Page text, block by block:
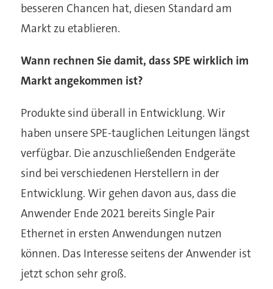
besseren Chancen hat, diesen Standard am
Markt zu etablieren.
Wann rechnen Sie damit, dass SPE wirklich im
Markt angekommen ist?
Produkte sind überall in Entwicklung. Wir
haben unsere SPE-tauglichen Leitungen längst
verfügbar. Die anzuschließenden Endgeräte
sind bei verschiedenen Herstellern in der
Entwicklung. Wir gehen davon aus, dass die
Anwender Ende 2021 bereits Single Pair
Ethernet in ersten Anwendungen nutzen
können. Das Interesse seitens der Anwender ist
jetzt schon sehr groß.